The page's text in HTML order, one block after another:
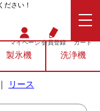
ださい！
マイページ会員登録 カート
製氷機 洗浄機
｜ リース